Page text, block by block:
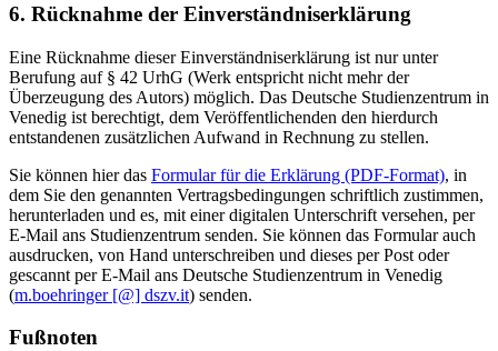
6. Rücknahme der Einverständniserklärung
Eine Rücknahme dieser Einverständniserklärung ist nur unter
Berufung auf § 42 UrhG (Werk entspricht nicht mehr der
Überzeugung des Autors) möglich. Das Deutsche Studienzentrum in
Venedig ist berechtigt, dem Veröffentlichenden den hierdurch
entstandenen zusätzlichen Aufwand in Rechnung zu stellen.
Sie können hier das Formular für die Erklärung (PDF-Format), in
dem Sie den genannten Vertragsbedingungen schriftlich zustimmen,
herunterladen und es, mit einer digitalen Unterschrift versehen, per
E-Mail ans Studienzentrum senden. Sie können das Formular auch
ausdrucken, von Hand unterschreiben und dieses per Post oder
gescannt per E-Mail ans Deutsche Studienzentrum in Venedig
(m.boehringer [@] dszv.it) senden.
Fußnoten